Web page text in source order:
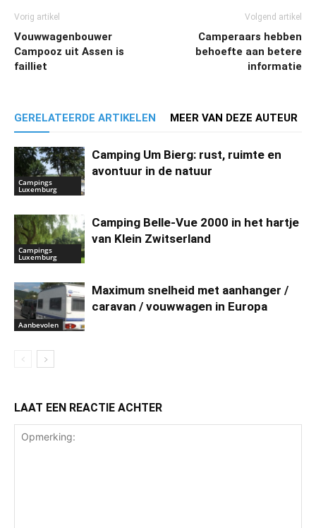
Vorig artikel
Vouwwagenbouwer
Campooz uit Assen is
failliet
Volgend artikel
Camperaars hebben
behoefte aan betere
informatie
GERELATEERDE ARTIKELEN MEER VAN DEZE AUTEUR
Campings
Luxemburg
Camping Um Bierg: rust, ruimte en
avontuur in de natuur
Campings
Luxemburg
Camping Belle-Vue 2000 in het hartje
van Klein Zwitserland
Aanbevolen
Maximum snelheid met aanhanger /
caravan / vouwwagen in Europa
LAAT EEN REACTIE ACHTER